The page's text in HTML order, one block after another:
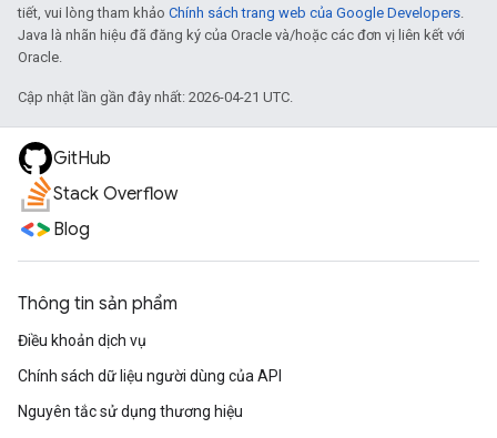
tiết, vui lòng tham khảo Chính sách trang web của Google Developers.
Java là nhãn hiệu đã đăng ký của Oracle và/hoặc các đơn vị liên kết với
Oracle.
Cập nhật lần gần đây nhất: 2026-04-21 UTC.
GitHub
Stack Overflow
Blog
Thông tin sản phẩm
Điều khoản dịch vụ
Chính sách dữ liệu người dùng của API
Nguyên tắc sử dụng thương hiệu